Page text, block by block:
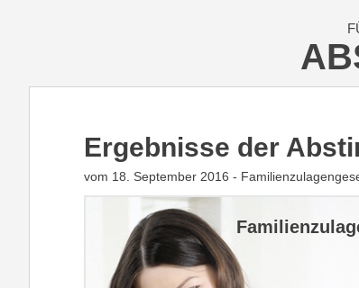
Ergebnisse der
vom 18. September 2016 -